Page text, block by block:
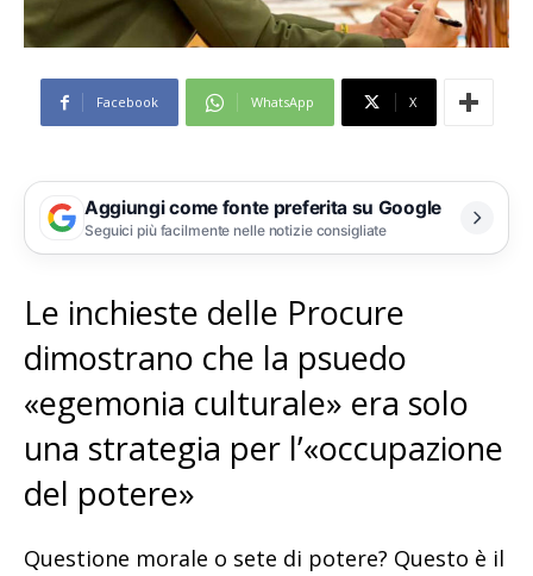
Facebook WhatsApp X
Aggiungi come fonte preferita su Google
Seguici più facilmente nelle notizie consigliate
Le inchieste delle Procure
dimostrano che la psuedo
«egemonia culturale» era solo
una strategia per l’«occupazione
del potere»
Questione morale o sete di potere? Questo è il